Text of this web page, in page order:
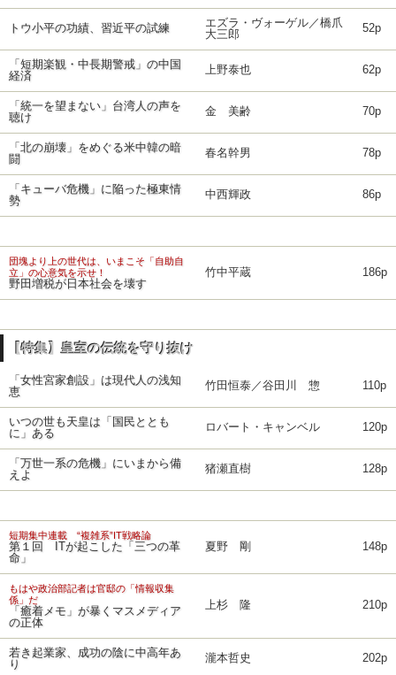
トウ小平の功績、習近平の試練
エズラ・ヴォーゲル／橋爪
大三郎
52p
「短期楽観・中長期警戒」の中国
経済
上野泰也 62p
「統一を望まない」台湾人の声を
聴け
金 美齢 70p
「北の崩壊」をめぐる米中韓の暗
闘
春名幹男 78p
「キューバ危機」に陥った極東情
勢
中西輝政 86p
団塊より上の世代は、いまこそ「自助自
立」の心意気を示せ！
野田増税が日本社会を壊す
竹中平蔵 186p
【特集】皇室の伝統を守り抜け
「女性宮家創設」は現代人の浅知
恵
竹田恒泰／谷田川 惣 110p
いつの世も天皇は「国民ととも
に」ある
ロバート・キャンベル 120p
「万世一系の危機」にいまから備
えよ
猪瀬直樹 128p
短期集中連載 “複雑系”IT戦略論
第１回 ITが起こした「三つの革
命」
夏野 剛 148p
もはや政治部記者は官邸の「情報収集
係」だ
「癒着メモ」が暴くマスメディア
の正体
上杉 隆 210p
若き起業家、成功の陰に中高年あ
り
瀧本哲史 202p